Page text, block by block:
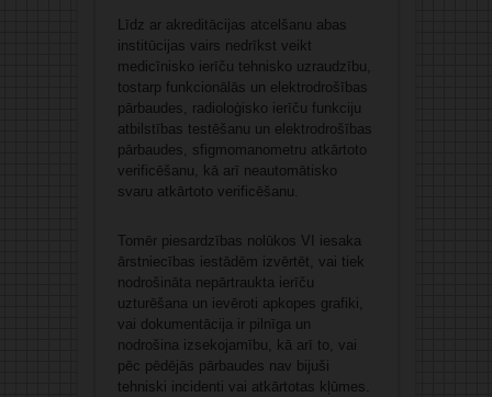
Līdz ar akreditācijas atcelšanu abas
institūcijas vairs nedrīkst veikt
medicīnisko ierīču tehnisko uzraudzību,
tostarp funkcionālās un elektrodrošības
pārbaudes, radioloģisko ierīču funkciju
atbilstības testēšanu un elektrodrošības
pārbaudes, sfigmomanometru atkārtoto
verificēšanu, kā arī neautomātisko
svaru atkārtoto verificēšanu.
Tomēr piesardzības nolūkos VI iesaka
ārstniecības iestādēm izvērtēt, vai tiek
nodrošināta nepārtraukta ierīču
uzturēšana un ievēroti apkopes grafiki,
vai dokumentācija ir pilnīga un
nodrošina izsekojamību, kā arī to, vai
pēc pēdējās pārbaudes nav bijuši
tehniski incidenti vai atkārtotas kļūmes.